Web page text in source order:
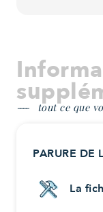
tout ce que
PARURE DE
La